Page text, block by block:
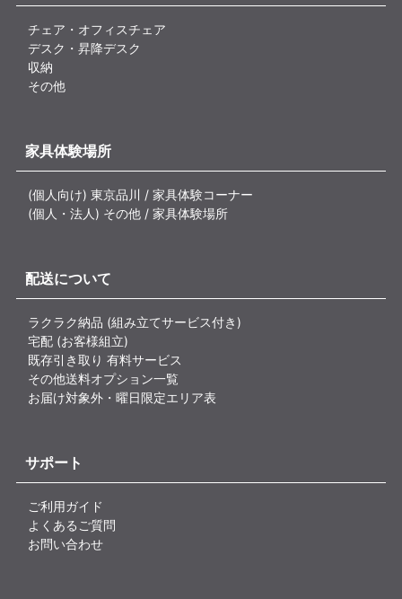
チェア・オフィスチェア
デスク・昇降デスク
収納
その他
家具体験場所
(個人向け) 東京品川 / 家具体験コーナー
(個人・法人) その他 / 家具体験場所
配送について
ラクラク納品 (組み立てサービス付き)
宅配 (お客様組立)
既存引き取り 有料サービス
その他送料オプション一覧
お届け対象外・曜日限定エリア表
サポート
ご利用ガイド
よくあるご質問
お問い合わせ